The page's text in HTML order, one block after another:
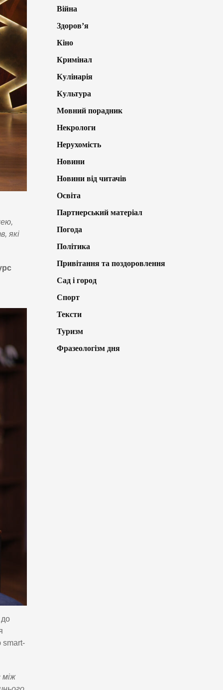
які
до
smart-
між
Війна
Здоров’я
Кіно
Кримінал
Кулінарія
Культура
Мовний порадник
Некрологи
Нерухомість
Новини
Новини від читачів
Освіта
Партнерський матеріал
Погода
Політика
Привітання та поздоровлення
Сад і город
Спорт
Тексти
Туризм
Фразеологізм дня